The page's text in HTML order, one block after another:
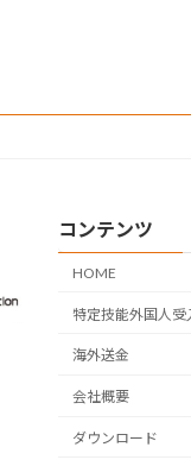
コンテンツ
HOME
特定技能外国人受
海外送金
会社概要
ダウンロード